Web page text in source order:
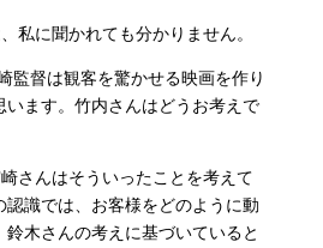
私に聞かれても分かりません。
監督は観客を驚かせる映画を作り
います。竹内さんはどうお考えで
さんはそういったことを考えて
認識では、お客様をどのように動
鈴木さんの考えに基づいていると